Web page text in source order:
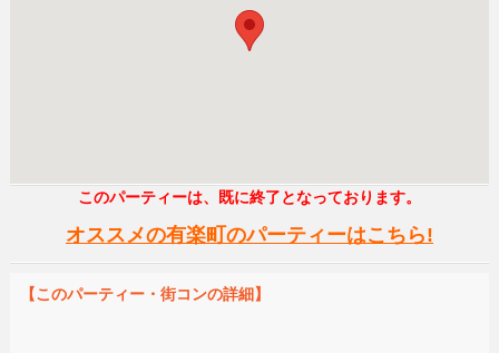
このパーティーは、既に終了となっております。
オススメの有楽町のパーティーはこちら!
【このパーティー・街コンの詳細】